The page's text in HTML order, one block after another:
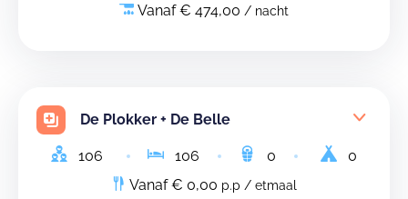
Vanaf € 474,00 / nacht
De Plokker + De Belle
106 106 0
0
Vanaf € 0,00 p.p / etmaal